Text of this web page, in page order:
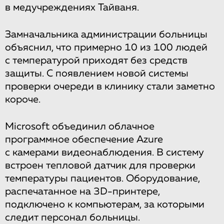
в медучреждениях Тайваня.
Замначальника администрации больницы
объяснил, что примерно 10 из 100 людей
с температурой приходят без средств
защиты. С появлением новой системы
проверки очереди в клинику стали заметно
короче.
Microsoft объединил облачное
программное обеспечение Azure
с камерами видеонаблюдения. В систему
встроен тепловой датчик для проверки
температуры пациентов. Оборудование,
распечатанное на 3D-принтере,
подключено к компьютерам, за которыми
следит персонал больницы.